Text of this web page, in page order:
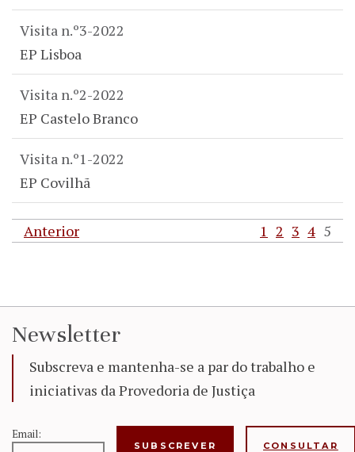
Visita n.º3-2022
EP Lisboa
Visita n.º2-2022
EP Castelo Branco
Visita n.º1-2022
EP Covilhã
Anterior 1 2 3 4 5
Newsletter
Subscreva e mantenha-se a par do trabalho e
iniciativas da Provedoria de Justiça
Email:
CONSULTAR